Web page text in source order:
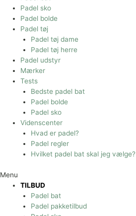
Padel sko
Padel bolde
Padel tøj
Padel tøj dame
Padel tøj herre
Padel udstyr
Mærker
Tests
Bedste padel bat
Padel bolde
Padel sko
Videnscenter
Hvad er padel?
Padel regler
Hvilket padel bat skal jeg vælge?
Menu
TILBUD
Padel bat
Padel pakketilbud